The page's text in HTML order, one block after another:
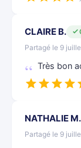
CLAIRE B.
Partagé le 9
Très bon
NATHALIE M.
Partagé le 9